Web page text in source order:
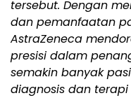
tersebut. Dengan
dan pemanfaatan
AstraZeneca
presisi dalam
semakin banyak
diagnosis dan